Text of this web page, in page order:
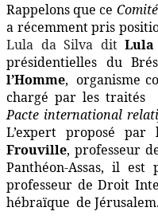
Rappelons que ce
a récemment pris
Lula da Silva dit Lula
présidentielles du
l’Homme, organisme
chargé par les traités
Pacte international
L’expert proposé
Frouville, professeur
Panthéon-Assas, il
professeur de Droit
hébraïque de Jérusalem.